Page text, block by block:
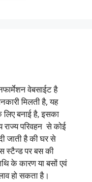
वेबसाईट है
मिलती है, यह
लिए बनाई है, इसका
राज्य परिवहन से कोई
जाती है की घर से
स्टैन्ड पर बस की
के कारण या बसों एवं
हो सकता है।